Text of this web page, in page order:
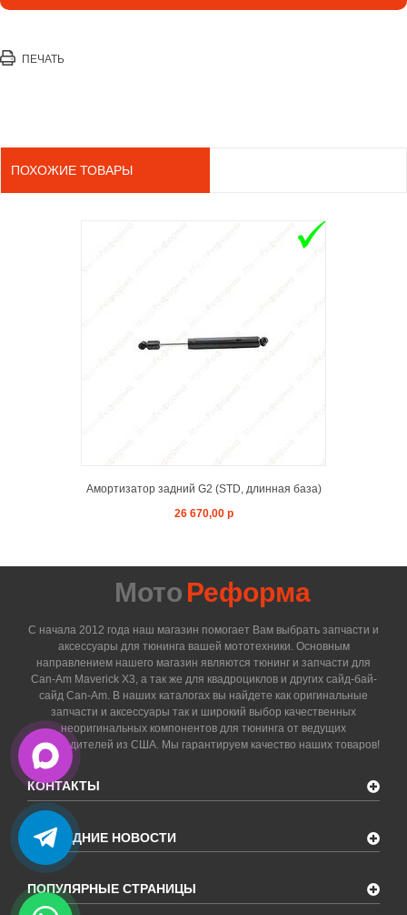
ПЕЧАТЬ
ПОХОЖИЕ ТОВАРЫ
Амортизатор задний G2 (STD, длинная база)
26 670,00 р
Мото Реформа
С начала 2012 года наш магазин помогает Вам выбрать запчасти и
аксессуары для тюнинга вашей мототехники. Основным
направлением нашего магазин являются тюнинг и запчасти для
Can-Am Maverick X3, а так же для квадроциклов и других сайд-бай-
сайд Can-Am. В наших каталогах вы найдете как оригинальные
запчасти и аксессуары так и широкий выбор качественных
неоригинальных компонентов для тюнинга от ведущих
производителей из США. Мы гарантируем качество наших товаров!
КОНТАКТЫ
ПОСЛЕДНИЕ НОВОСТИ
ПОПУЛЯРНЫЕ СТРАНИЦЫ